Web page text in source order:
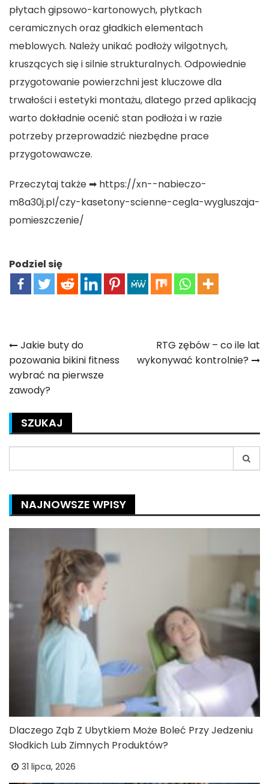
płytach gipsowo-kartonowych, płytkach
ceramicznych oraz gładkich elementach
meblowych. Należy unikać podłoży wilgotnych,
kruszących się i silnie strukturalnych. Odpowiednie
przygotowanie powierzchni jest kluczowe dla
trwałości i estetyki montażu, dlatego przed aplikacją
warto dokładnie ocenić stan podłoża i w razie
potrzeby przeprowadzić niezbędne prace
przygotowawcze.
Przeczytaj także ➡ https://xn--nabieczo-
m8a30j.pl/czy-kasetony-scienne-cegla-wygluszaja-
pomieszczenie/
Podziel się
Nawigacja
wpisu
Jakie buty do
pozowania bikini fitness
wybrać na pierwsze
zawody?
RTG zębów – co ile lat
wykonywać kontrolnie?
SZUKAJ
for:
NAJNOWSZE WPISY
Dlaczego Ząb Z Ubytkiem Może Boleć Przy Jedzeniu
Słodkich Lub Zimnych Produktów?
31 lipca, 2026